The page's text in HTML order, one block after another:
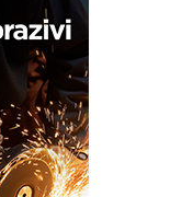
korist
godina